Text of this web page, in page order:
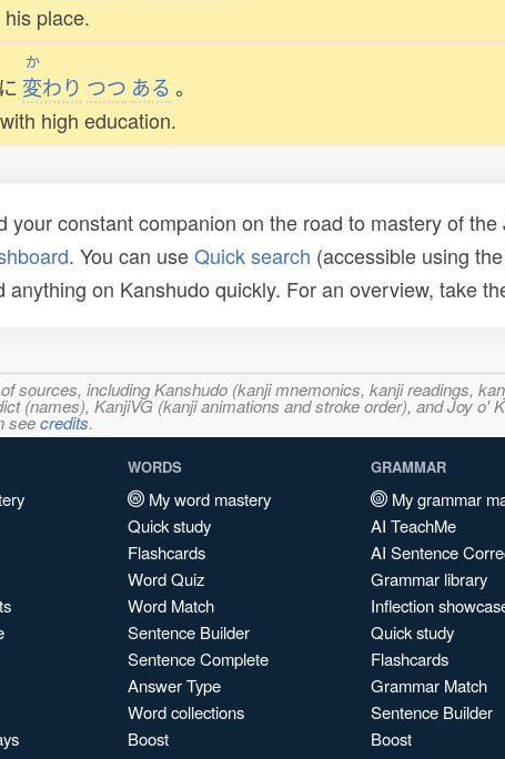
place.
に
か
変わり つつ ある 。
high education.
your constant companion on the road to mastery of
. You can useQuick search (accessible using the
on Kanshudo quickly. For an overview, take
sources, including Kanshudo (kanji mnemonics, kanji readings,
(names), KanjiVG (kanji animations and stroke order), and Joy
seecredits.
WORDS
My word mastery
Quick study
Flashcards
Word Quiz
Word Match
Sentence Builder
Sentence Complete
Answer Type
Word collections
Boost
GRAMMAR
My grammar
AI TeachMe
AI Sentence
Grammar library
Inflection
Quick study
Flashcards
Grammar Match
Sentence Builder
Boost